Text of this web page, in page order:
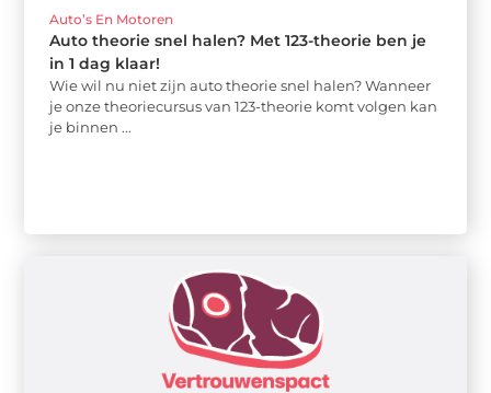
Auto’s En Motoren
Auto theorie snel halen? Met 123-theorie ben je
in 1 dag klaar!
Wie wil nu niet zijn auto theorie snel halen? Wanneer
je onze theoriecursus van 123-theorie komt volgen kan
je binnen ...